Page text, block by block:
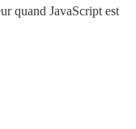
quand JavaScript est